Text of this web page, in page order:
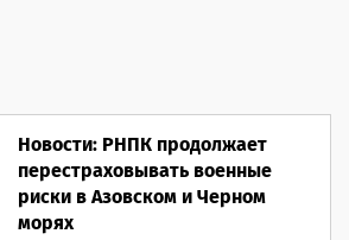
Новости: РНПК продолжает
перестраховывать военные
риски в Азовском и Черном
морях